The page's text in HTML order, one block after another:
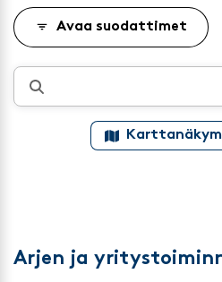
Avaa suodattimet
Arjen ja